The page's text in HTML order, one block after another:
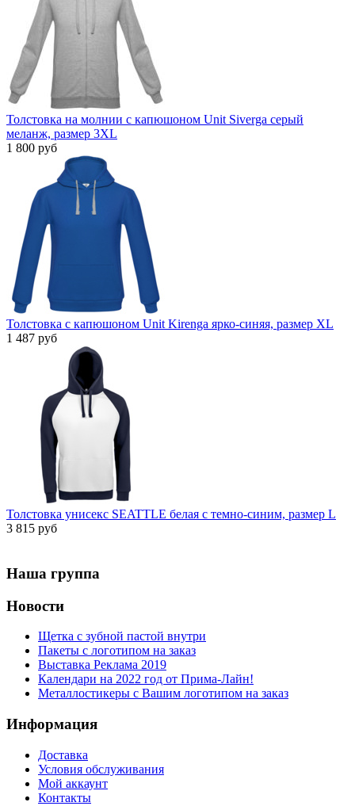
Толстовка на молнии с капюшоном Unit Siverga серый
меланж, размер 3XL
1 800 руб
Толстовка с капюшоном Unit Kirenga ярко-синяя, размер XL
1 487 руб
Толстовка унисекс SEATTLE белая с темно-синим, размер L
3 815 руб
Наша группа
Новости
Щетка с зубной пастой внутри
Пакеты с логотипом на заказ
Выставка Реклама 2019
Календари на 2022 год от Прима-Лайн!
Металлостикеры с Вашим логотипом на заказ
Информация
Доставка
Условия обслуживания
Мой аккаунт
Контакты